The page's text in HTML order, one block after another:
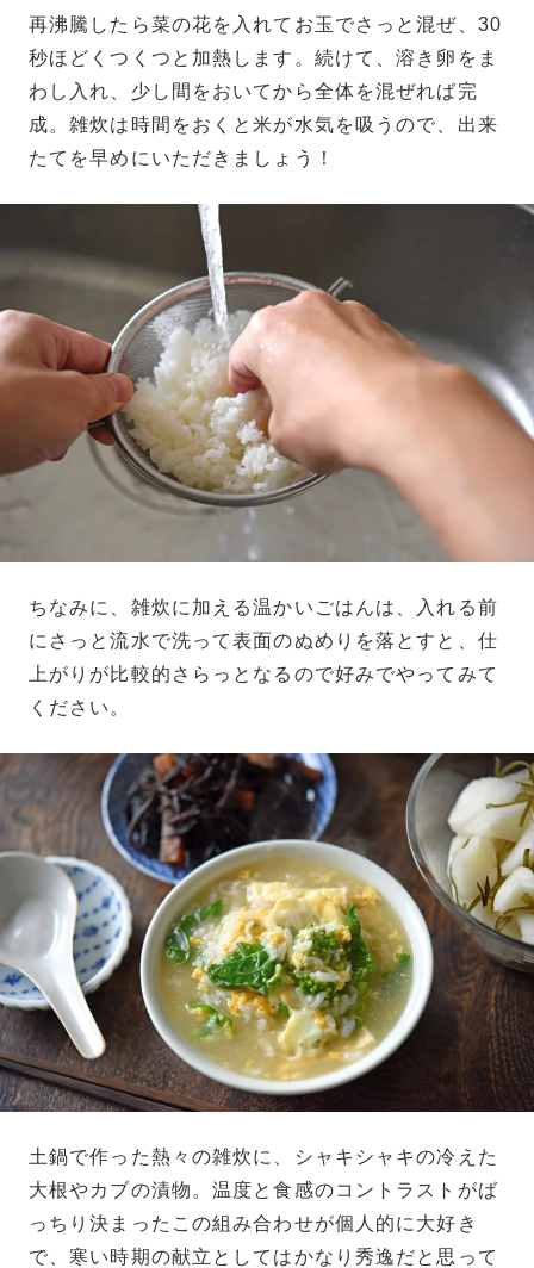
再沸騰したら菜の花を入れてお玉でさっと混ぜ、30
秒ほどくつくつと加熱します。続けて、溶き卵をま
わし入れ、少し間をおいてから全体を混ぜれば完
成。雑炊は時間をおくと米が水気を吸うので、出来
たてを早めにいただきましょう！
ちなみに、雑炊に加える温かいごはんは、入れる前
にさっと流水で洗って表面のぬめりを落とすと、仕
上がりが比較的さらっとなるので好みでやってみて
ください。
土鍋で作った熱々の雑炊に、シャキシャキの冷えた
大根やカブの漬物。温度と食感のコントラストがば
っちり決まったこの組み合わせが個人的に大好き
で、寒い時期の献立としてはかなり秀逸だと思って